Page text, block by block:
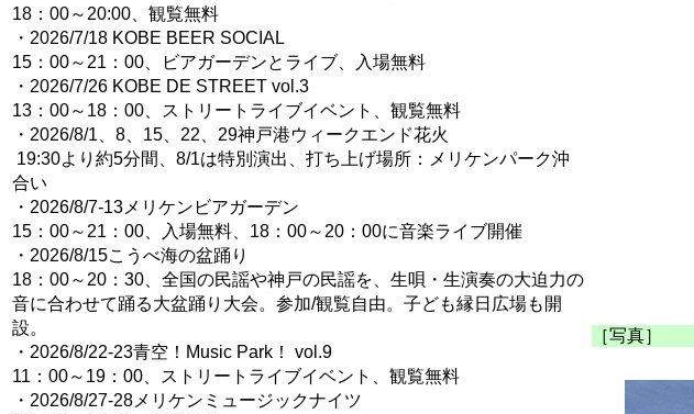
18：00～20:00、観覧無料
・2026/7/18 KOBE BEER SOCIAL
15：00～21：00、ビアガーデンとライブ、入場無料
・2026/7/26 KOBE DE STREET vol.3
13：00～18：00、ストリートライブイベント、観覧無料
・2026/8/1、8、15、22、29神戸港ウィークエンド花火
19:30より約5分間、8/1は特別演出、打ち上げ場所：メリケンパーク沖
合い
・2026/8/7-13メリケンビアガーデン
15：00～21：00、入場無料、18：00～20：00に音楽ライブ開催
・2026/8/15こうべ海の盆踊り
18：00～20：30、全国の民謡や神戸の民謡を、生唄・生演奏の大迫力の
音に合わせて踊る大盆踊り大会。参加/観覧自由。子ども縁日広場も開
設。
・2026/8/22-23青空！Music Park！ vol.9
11：00～19：00、ストリートライブイベント、観覧無料
・2026/8/27-28メリケンミュージックナイツ
［写真］